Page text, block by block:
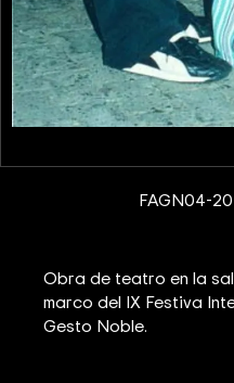
FAGN04-
Obra de teatro en la
marco del IX Festiva
Gesto Noble.